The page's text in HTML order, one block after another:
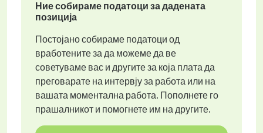
Ние собираме податоци за дадената
позиција
Постојано собираме податоци од
вработените за да можеме да ве
советуваме вас и другите за која плата да
преговарате на интервју за работа или на
вашата моментална работа. Пополнете го
прашалникот и помогнете им на другите.